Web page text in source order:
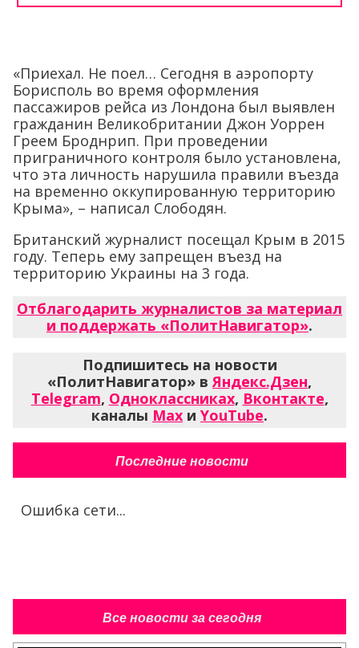
«Приехал. Не поел… Сегодня в аэропорту
Борисполь во время оформления
пассажиров рейса из Лондона был выявлен
гражданин Великобритании Джон Уоррен
Греем Броднрип. При проведении
приграничного контроля было установлена,
что эта личность нарушила правили въезда
на временно оккупированную территорию
Крыма», – написал Слободян.
Британский журналист посещал Крым в 2015
году. Теперь ему запрещен въезд на
территорию Украины на 3 года.
Отблагодарить журналистов за материал
и поддержать «ПолитНавигатор».
Подпишитесь на новости
«ПолитНавигатор» в Яндекс.Дзен,
Telegram, Одноклассниках, Вконтакте,
каналы Max и YouTube.
Последние новости
Ошибка сети...
Все новости за сегодня